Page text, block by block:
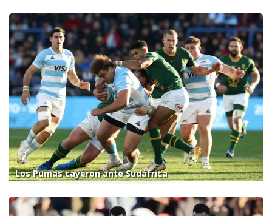
Los Pumas cayeron ante Sudáfrica